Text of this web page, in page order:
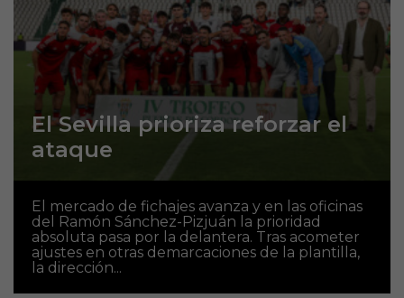
El Sevilla prioriza reforzar el
ataque
El mercado de fichajes avanza y en las oficinas
del Ramón Sánchez-Pizjuán la prioridad
absoluta pasa por la delantera. Tras acometer
ajustes en otras demarcaciones de la plantilla,
la dirección...